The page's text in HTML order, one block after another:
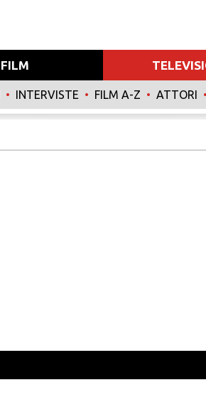
FILM
• INTERVISTE • FILM A-Z • ATTORI •